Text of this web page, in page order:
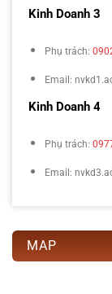
Kinh Doanh 3
Phụ trách:
Email:
Kinh Doanh 4
Phụ trách:
Email:
MAP